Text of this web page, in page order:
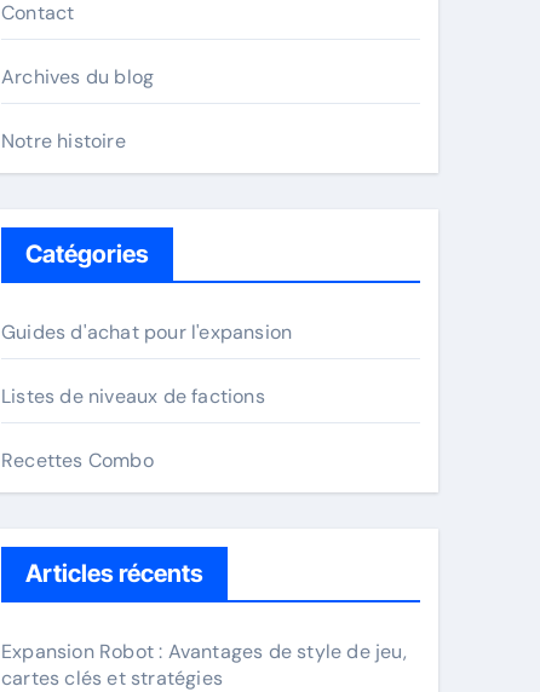
Contact
Archives du blog
Notre histoire
Catégories
Guides d'achat pour l'expansion
Listes de niveaux de factions
Recettes Combo
Articles récents
Expansion Robot : Avantages de style de jeu,
cartes clés et stratégies